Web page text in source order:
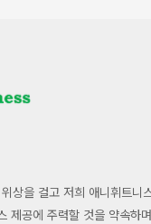
상을 걸고 저희 애니휘트니
제공에 주력할 것을 약속하